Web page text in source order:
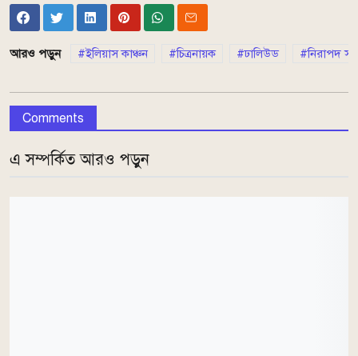
আরও পড়ুন ইলিয়াস কাঞ্চন চিত্রনায়ক ঢালিউড নিরাপদ
Comments
এ সম্পর্কিত আরও পড়ুন